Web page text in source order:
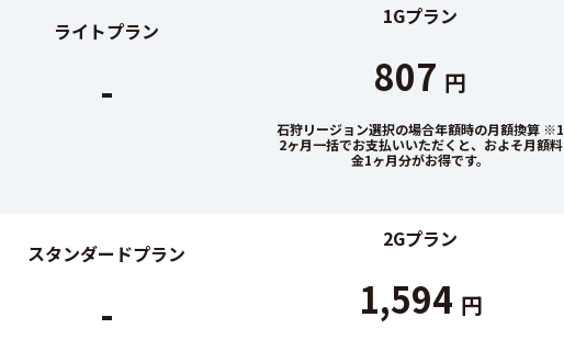
ライトプラン
-
スタンダードプラン
-
1Gプラン
807 円
石狩リージョン選択の場合年額時の月額換算 ※1
2ヶ月一括でお支払いいただくと、およそ月額料
金1ヶ月分がお得です。
2Gプラン
1,594 円